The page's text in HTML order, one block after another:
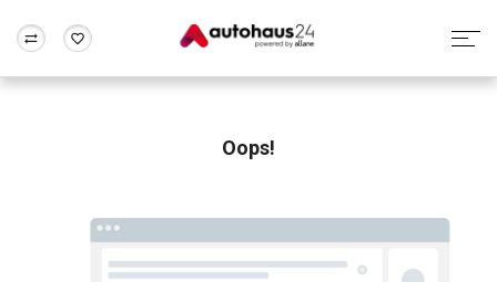
Rund um die Inzahlungnahme
Oops!